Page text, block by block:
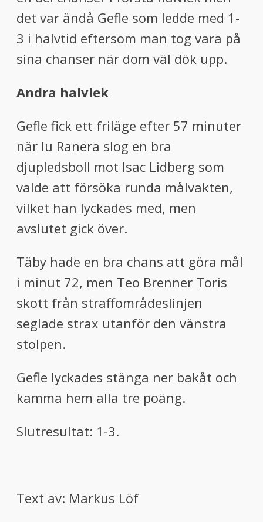
det var ändå Gefle som ledde med 1-
3 i halvtid eftersom man tog vara på
sina chanser när dom väl dök upp.
Andra halvlek
Gefle fick ett friläge efter 57 minuter
när Iu Ranera slog en bra
djupledsboll mot Isac Lidberg som
valde att försöka runda målvakten,
vilket han lyckades med, men
avslutet gick över.
Täby hade en bra chans att göra mål
i minut 72, men Teo Brenner Toris
skott från straffområdeslinjen
seglade strax utanför den vänstra
stolpen.
Gefle lyckades stänga ner bakåt och
kamma hem alla tre poäng.
Slutresultat: 1-3.
Text av: Markus Löf